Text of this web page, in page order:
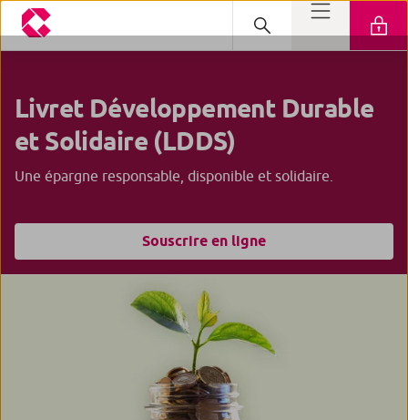
Livret Développement Durable
et Solidaire (LDDS)
Une épargne responsable, disponible et solidaire.
Souscrire en ligne